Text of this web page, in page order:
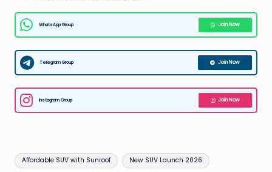
WhatsApp Group Join Now
Telegram Group Join Now
Instagram Group Join Now
Tags:
Affordable SUV with Sunroof New SUV Launch 2026